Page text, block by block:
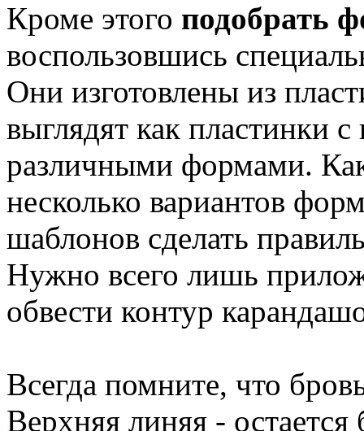
Кроме этого подобрать
воспользовшись
Они изготовлены из
выглядят как пластинки
различными формами.
несколько вариантов
шаблонов сделать
Нужно всего лишь
обвести контур
Всегда помните, что
Верхняя линяя -